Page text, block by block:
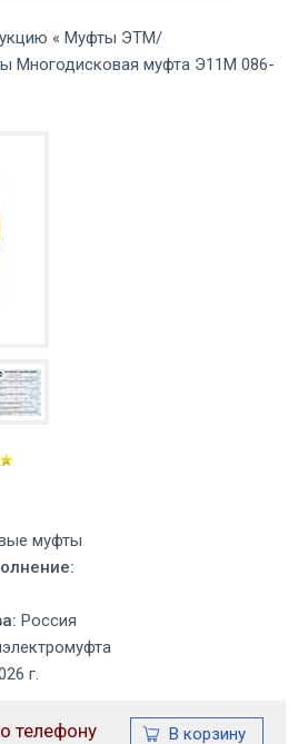
« Муфты ЭТМ/
Многодисковая муфта Э11М 086-
муфты
Россия
г.
телефону